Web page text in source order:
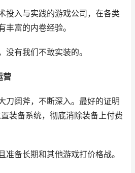
投入与实践的游戏公司，在各类
丰富的内卷经验。
没有我们不敢实装的。
营
刀阔斧，不断深入。最好的证明
装备系统，彻底消除装备上付费
准备长期和其他游戏打价格战。